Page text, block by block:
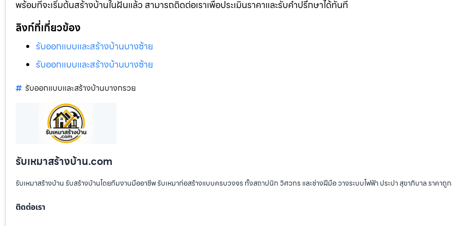
พร้อมที่จะเริ่มต้นสร้างบ้านในฝันแล้ว สามารถติดต่อเราเพื่อประเมินราคาและรับคำปรึกษาได้ทันที
ลิงก์ที่เกี่ยวข้อง
รับออกแบบและสร้างบ้านบางซ้าย
รับออกแบบและสร้างบ้านบางซ้าย
รับออกแบบและสร้างบ้านบางกรวย
รับเหมาสร้างบ้าน.com
รับเหมาสร้างบ้าน รับสร้างบ้านโดยทีมงานมืออาชีพ รับเหมาก่อสร้างแบบครบวงจร ทั้งสถาปนิก วิศวกร และช่างฝีมือ วางระบบไฟฟ้า ประปา สุขาภิบาล ราคาถู
ติดต่อเรา